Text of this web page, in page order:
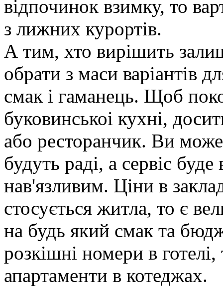
відпочинок взимку, то
з лижних курортів.
А тим, хто вирішить
обрати з маси варіантів
смак і гаманець. Щоб
буковинськоі кухні,
або ресторанчик. Ви
будуть раді, а сервіс
нав'язливим. Ціни в
стосується житла, то є
на будь який смак та
розкішні номери в готелі,
апартаменти в котеджах.